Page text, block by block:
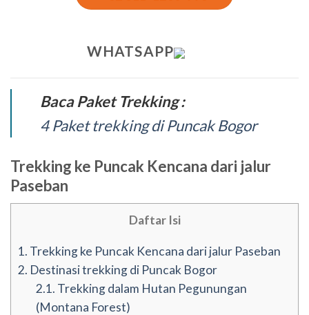
WHATSAPP
Baca Paket Trekking :
4 Paket trekking di Puncak Bogor
Trekking ke Puncak Kencana dari jalur
Paseban
Daftar Isi
1. Trekking ke Puncak Kencana dari jalur Paseban
2. Destinasi trekking di Puncak Bogor
2.1. Trekking dalam Hutan Pegunungan
(Montana Forest)